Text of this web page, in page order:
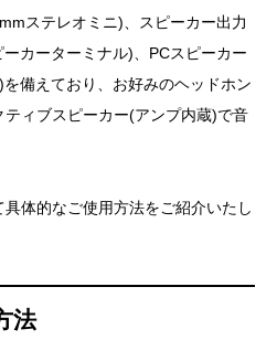
ステレオミニ)、スピーカー出力
カーターミナル)、PCスピーカー
備えており、お好みのヘッドホン
ィブスピーカー(アンプ内蔵)で音
体的なご使用方法をご紹介いたし
法